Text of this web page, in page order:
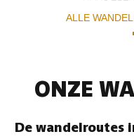
ALLE
ONZE
De wandelroutes